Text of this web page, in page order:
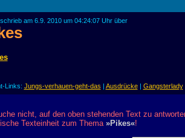
am 6.9. 2010 um 04:24:07 Uhr über
Links: Jungs-verhauen-geht-das | Ausdrücke| Gangsterlady
nicht, auf den oben stehenden Text zu
Texteinheit zum Thema »Pikes«!